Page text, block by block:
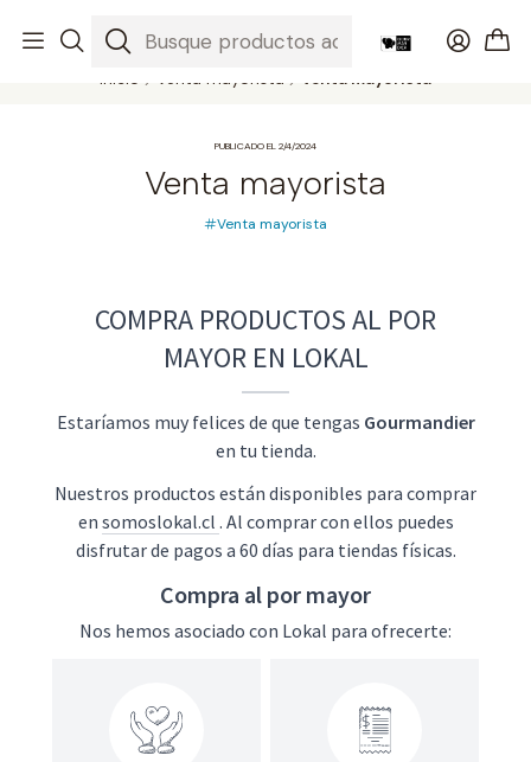
Productos gourmet del sur a todo Chile
Inicio Venta mayorista Venta mayorista
PUBLICADO EL 2/4/2024
Venta mayorista
Venta mayorista